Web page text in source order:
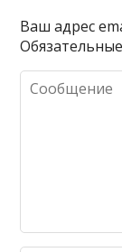
Ваш адрес